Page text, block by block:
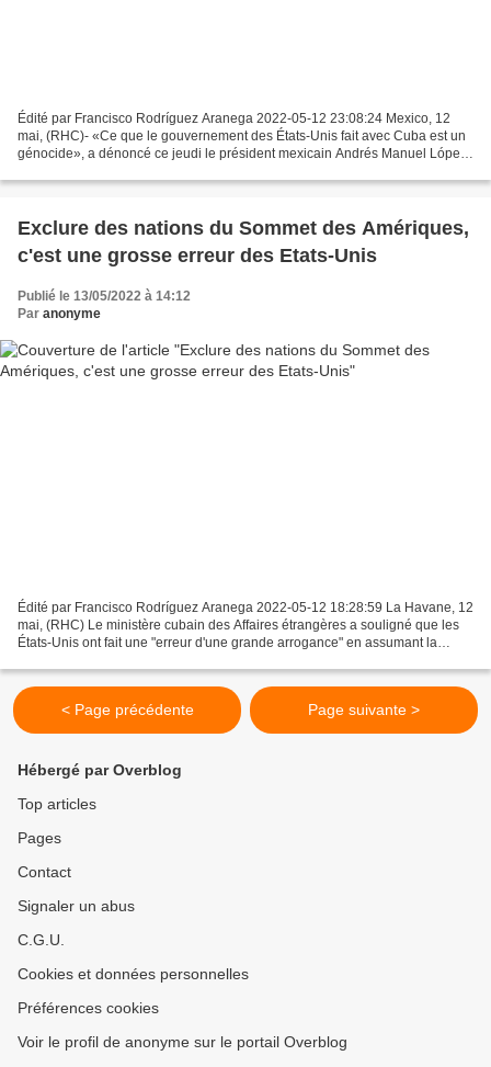
Édité par Francisco Rodríguez Aranega 2022-05-12 23:08:24 Mexico, 12
mai, (RHC)- «Ce que le gouvernement des États-Unis fait avec Cuba est un
génocide», a dénoncé ce jeudi le président mexicain Andrés Manuel López
Exclure des nations du Sommet des Amériques,
c'est une grosse erreur des Etats-Unis
Publié le 13/05/2022 à 14:12
Par anonyme
Édité par Francisco Rodríguez Aranega 2022-05-12 18:28:59 La Havane, 12
mai, (RHC) Le ministère cubain des Affaires étrangères a souligné que les
États-Unis ont fait une "erreur d'une grande arrogance" en assumant la
< Page précédente Page suivante >
Hébergé par Overblog
Top articles
Pages
Contact
Signaler un abus
C.G.U.
Cookies et données personnelles
Préférences cookies
Voir le profil de anonyme sur le portail Overblog